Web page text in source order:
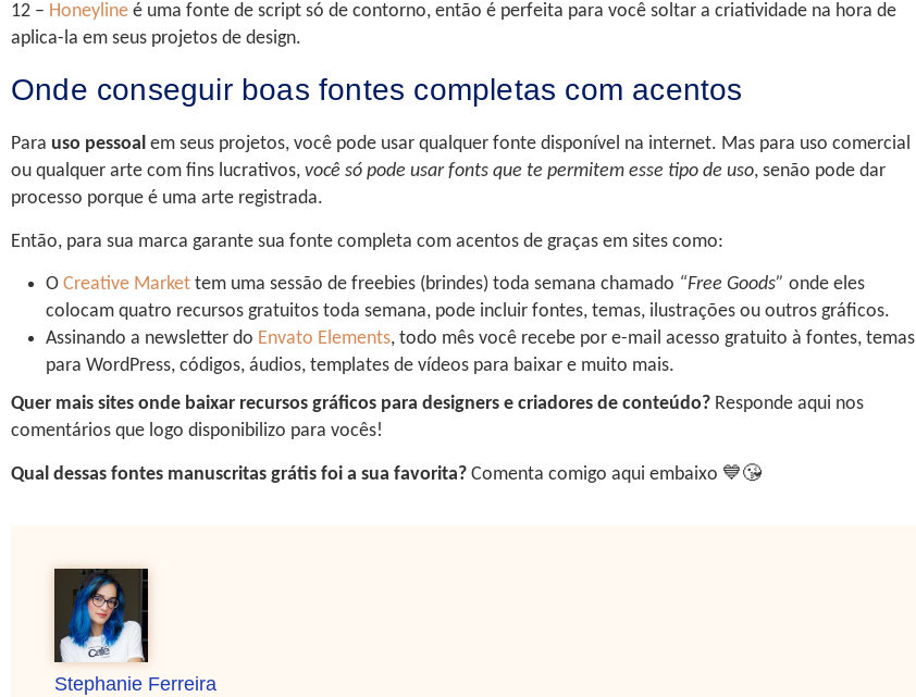
12 – Honeyline é uma fonte de script só de contorno, então é perfeita para você soltar a criatividade na hora de
aplica-la em seus projetos de design.
Onde conseguir boas fontes completas com acentos
Para uso pessoal em seus projetos, você pode usar qualquer fonte disponível na internet. Mas para uso comercial
ou qualquer arte com fins lucrativos, você só pode usar fonts que te permitem esse tipo de uso, senão pode dar
processo porque é uma arte registrada.
Então, para sua marca garante sua fonte completa com acentos de graças em sites como:
O Creative Market tem uma sessão de freebies (brindes) toda semana chamado “Free Goods” onde eles
colocam quatro recursos gratuitos toda semana, pode incluir fontes, temas, ilustrações ou outros gráficos.
Assinando a newsletter do Envato Elements, todo mês você recebe por e-mail acesso gratuito à fontes, temas
para WordPress, códigos, áudios, templates de vídeos para baixar e muito mais.
Quer mais sites onde baixar recursos gráficos para designers e criadores de conteúdo? Responde aqui nos
comentários que logo disponibilizo para vocês!
Qual dessas fontes manuscritas grátis foi a sua favorita? Comenta comigo aqui embaixo 💙😘
Stephanie Ferreira